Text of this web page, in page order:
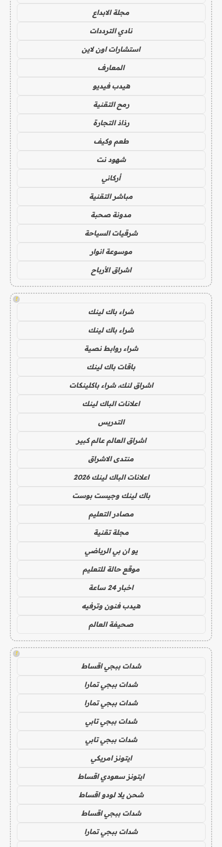
مجلة الابداع
نادي الترددات
استشارات اون لاين
المعارف
هيدب فيديو
رمح التقنية
رذاذ التجارة
طعم وكيف
شهود نت
أركاني
مباشر التقنية
مدونة صحبة
شرقيات السياحة
موسوعة انوار
اشراق الأرباح
!
شراء باك لينك
شراء باك لينك
شراء روابط نصية
باقات باك لينك
اشراق لنك، شراء باكلينكات
اعلانات الباك لينك
التدريس
اشراق العالم عالم كبير
منتدى الاشراق
اعلانات الباك لينك 2026
باك لينك وجيست بوست
مصادر التعليم
مجلة تقنية
يو ان بي الرياضي
موقع حالة للتعليم
اخبار 24 ساعة
هيدب فنون وترفيه
صحيفة العالم
!
شدات ببجي اقساط
شدات ببجي تمارا
شدات ببجي تمارا
شدات ببجي تابي
شدات ببجي تابي
ايتونز امريكي
ايتونز سعودي اقساط
شحن يلا لودو اقساط
شدات ببجي اقساط
شدات ببجي تمارا